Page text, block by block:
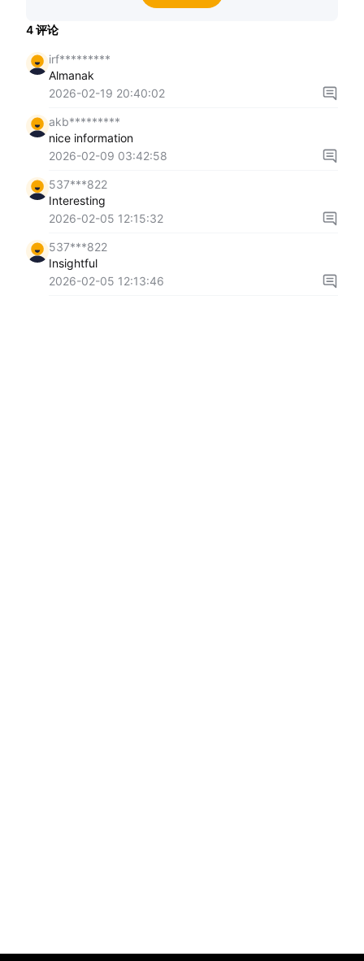
4评论
irf*********
Almanak
2026-02-19 20:40:02
akb*********
nice information
2026-02-09 03:42:58
537***822
Interesting
2026-02-05 12:15:32
537***822
Insightful
2026-02-05 12:13:46